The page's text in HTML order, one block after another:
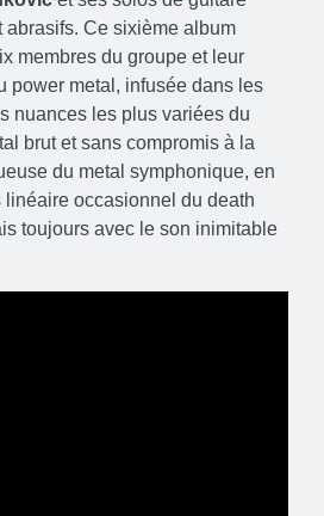
abrasifs. Ce sixième album
membres du groupe et leur
power metal, infusée dans les
nuances les plus variées du
brut et sans compromis à la
du metal symphonique, en
linéaire occasionnel du death
toujours avec le son inimitable